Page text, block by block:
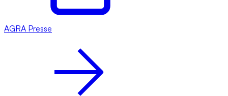
AGRA Presse